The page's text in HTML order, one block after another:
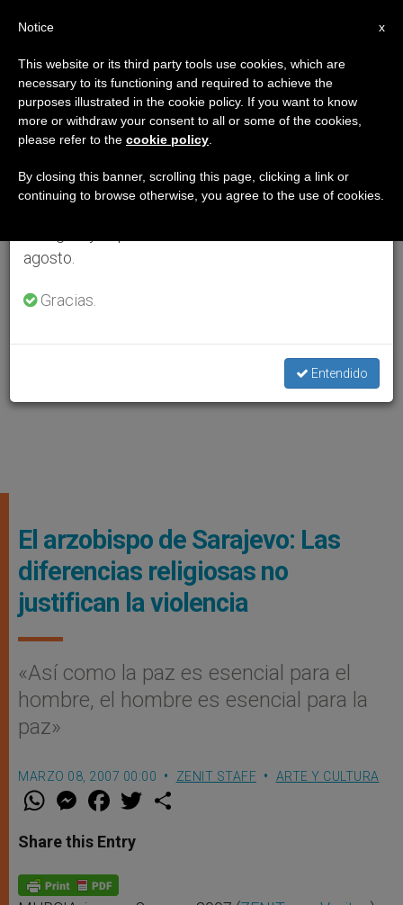
El arzobispo de Sarajevo: Las
diferencias religiosas no
justifican la violencia
«Así como la paz es esencial para el
hombre, el hombre es esencial para la
paz»
MARZO 08, 2007 00:00 ZENIT STAFF ARTE Y CULTURA
W
t
s
p
p
M
e
s
e
g
e
F
a
e
b
o
k
w
Share this Entry
×
Aviso importante
Del 27 de julio al 7 de agosto haremos la pausa
anual, aprovechando que en el periodo de verano
se generan menos informaciones y también el
agosto.
Gracias.
Entendido
x
Notice
This website or its third party tools use cookies, which are
necessary to its functioning and required to achieve the
purposes illustrated in the cookie policy. If you want to know
more or withdraw your consent to all or some of the cookies,
please refer to the cookie policy
By closing this banner, scrolling this page, clicking a link or
continuing to browse otherwise, you agree to the use of cookies.